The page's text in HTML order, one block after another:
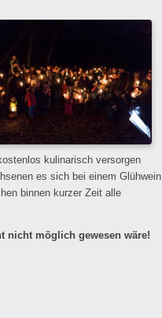
kulinarisch versorgen
es sich bei einem Glühwein
binnen kurzer Zeit alle
nicht möglich gewesen wäre!